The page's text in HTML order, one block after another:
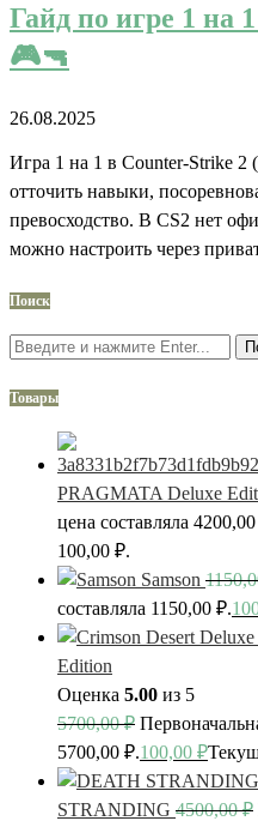
Гайд по игре 1 на
🎮🔫
26.08.2025
Игра 1 на 1 в Counter-Strike
отточить навыки,
превосходство. В CS2 нет
можно настроить через
Поиск
Товары
PRAGMATA Deluxe
цена составляла
100,00 ₽.
Samson
составляла 1150,00 ₽.
Edition
Оценка 5.00 из 5
5700,00₽
5700,00 ₽.100,00 ₽
STRANDING 4500,00₽